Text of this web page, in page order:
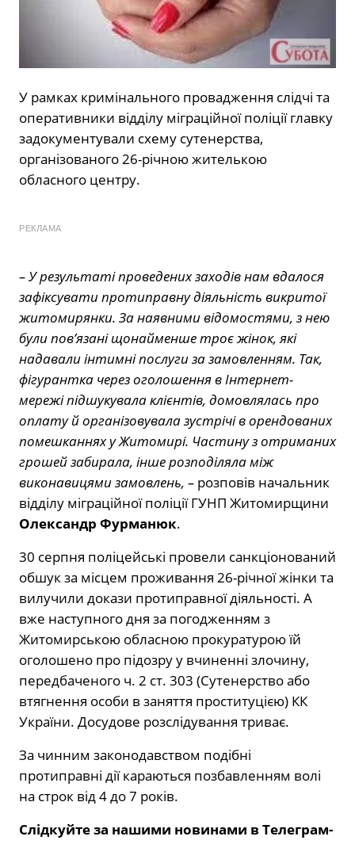
У рамках кримінального провадження слідчі та
оперативники відділу міграційної поліції главку
задокументували схему сутенерства,
організованого 26-річною жителькою
обласного центру.
РЕКЛАМА
– У результаті проведених заходів нам вдалося
зафіксувати протиправну діяльність викритої
житомирянки. За наявними відомостями, з нею
були пов’язані щонайменше троє жінок, які
надавали інтимні послуги за замовленням. Так,
фігурантка через оголошення в Інтернет-
мережі підшукувала клієнтів, домовлялась про
оплату й організовувала зустрічі в орендованих
помешканнях у Житомирі. Частину з отриманих
грошей забирала, інше розподіляла між
виконавицями замовлень, – розповів начальник
відділу міграційної поліції ГУНП Житомирщини
Олександр Фурманюк.
30 серпня поліцейські провели санкціонований
обшук за місцем проживання 26-річної жінки та
вилучили докази протиправної діяльності. А
вже наступного дня за погодженням з
Житомирською обласною прокуратурою їй
оголошено про підозру у вчиненні злочину,
передбаченого ч. 2 ст. 303 (Сутенерство або
втягнення особи в заняття проституцією) КК
України. Досудове розслідування триває.
За чинним законодавством подібні
протиправні дії караються позбавленням волі
на строк від 4 до 7 років.
Слідкуйте за нашими новинами в Телеграм-